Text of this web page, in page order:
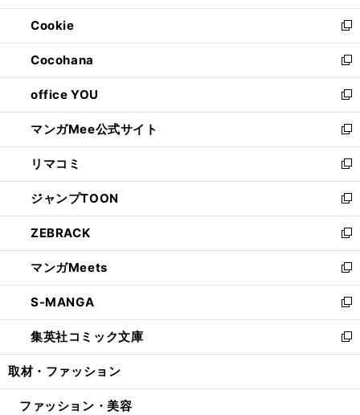
開
く
ウ
で
開
く
ン
ド
ウ
で
開
く
ウ
ィ
ン
ド
ウ
で
開
く
Cookie
新
し
い
ウ
ィ
ン
ド
ウ
で
開
く
Cocohana
新
し
い
ウ
ィ
ン
ド
ウ
で
開
く
office YOU
新
し
い
ウ
ィ
ン
ド
ウ
で
開
く
マンガMee公式サイト
新
し
い
ウ
ィ
ン
ド
ウ
で
開
く
リマコミ
新
し
い
ウ
ィ
ン
ド
ウ
で
開
く
ジャンプTOON
新
し
い
ウ
ィ
ン
ド
ウ
で
開
ZEBRACK
新
し
い
ウ
ィ
ン
ド
ウ
開
マンガMeets
新
し
い
ウ
ィ
ン
ウ
S-MANGA
新
し
い
ウ
ン
集英社コミック文庫
新
し
ウ
取材・ファッション
ファッション・美容